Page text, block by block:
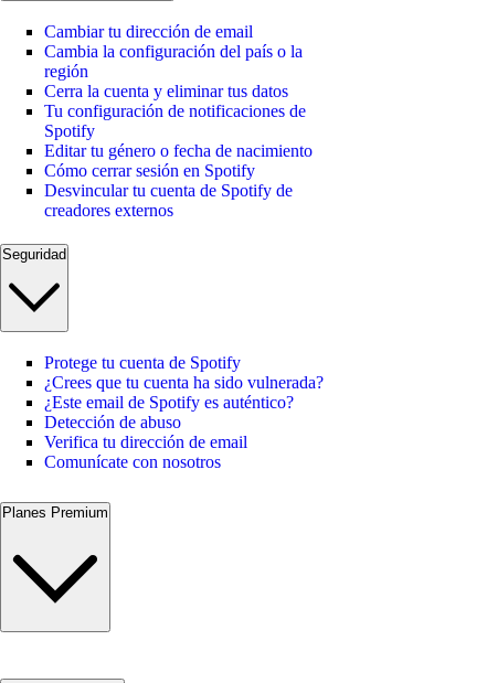
Cambiar tu dirección de email
Cambia la configuración del país o la
región
Cerra la cuenta y eliminar tus datos
Tu configuración de notificaciones de
Spotify
Editar tu género o fecha de nacimiento
Cómo cerrar sesión en Spotify
Desvincular tu cuenta de Spotify de
creadores externos
Seguridad
Protege tu cuenta de Spotify
¿Crees que tu cuenta ha sido vulnerada?
¿Este email de Spotify es auténtico?
Detección de abuso
Verifica tu dirección de email
Comunícate con nosotros
Planes Premium